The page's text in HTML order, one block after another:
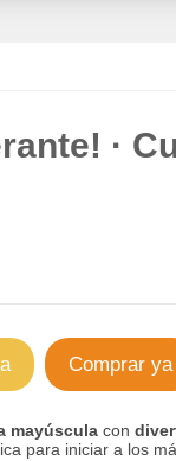
·
Comprar ya
mayúsculacon
para iniciar a los